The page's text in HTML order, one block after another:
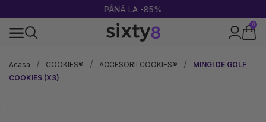
PÂNĂ LA -85%
0
Acasa
COOKIES® ACCESORII COOKIES®
MINGI DE GOLF
COOKIES (X3)